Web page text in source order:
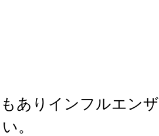
ありインフルエン
。